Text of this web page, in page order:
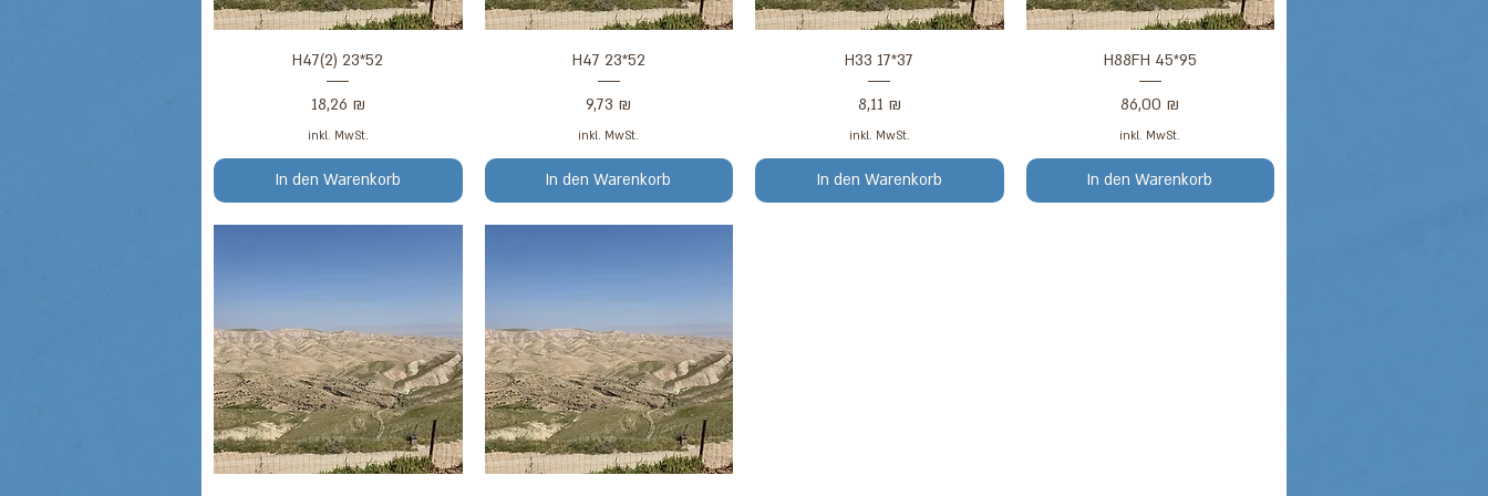
Schnellansicht
H47(2) 23*52
Preis
18,26 ₪
inkl. MwSt.
In den Warenkorb
Schnellansicht
H47 23*52
Preis
9,73 ₪
inkl. MwSt.
In den Warenkorb
Schnellansicht
H33 17*37
Preis
8,11 ₪
inkl. MwSt.
In den Warenkorb
Schnellansicht
H88FH 45*95
Preis
86,00 ₪
inkl. MwSt.
In den Warenkorb